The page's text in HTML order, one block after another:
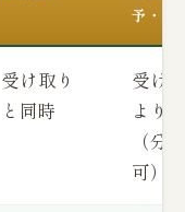
予・分
受け取り
と同時
受け
より
（分
可）